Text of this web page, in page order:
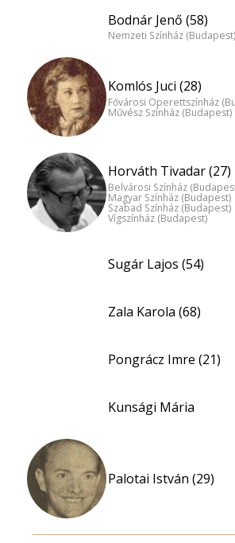
Bodnár Jenő (58)
Nemzeti Színház (Budapest)
Komlós Juci (28)
Fővárosi Operettszínház
Művész Színház (Budapest)
Horváth Tivadar (27)
Belvárosi Színház
Magyar Színház (Budapest)
Szabad Színház (Budapest)
Vígszínház (Budapest)
Sugár Lajos (54)
Zala Karola (68)
Pongrácz Imre (21)
Kunsági Mária
Palotai István (29)